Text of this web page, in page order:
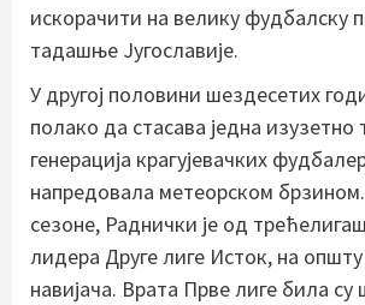
искорачити на велику фудбалску
тадашње Југославије.
У другој половини шездесетих
полако да стасава једна изузетно
генерација крагујевачких
напредовала метеорском
сезоне, Раднички је од
лидера Друге лиге Исток, на општу
навијача. Врата Прве лиге била